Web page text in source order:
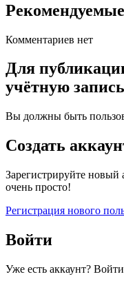
Комментариев нет
Для
учётную
Вы должны быть
Создать
Зарегистрируйте
очень просто!
Регистрация нового
Войти
Уже есть аккаунт?